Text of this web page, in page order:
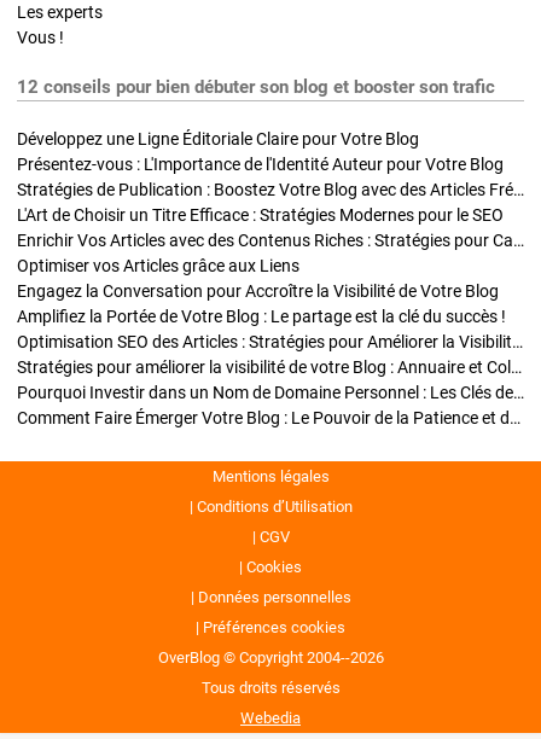
Les experts
Vous !
12 conseils pour bien débuter son blog et booster son trafic
Développez une Ligne Éditoriale Claire pour Votre Blog
Présentez-vous : L'Importance de l'Identité Auteur pour Votre Blog
Stratégies de Publication : Boostez Votre Blog avec des Articles Fréquents et Exclusifs
L'Art de Choisir un Titre Efficace : Stratégies Modernes pour le SEO
Enrichir Vos Articles avec des Contenus Riches : Stratégies pour Captiver et Optimiser
Optimiser vos Articles grâce aux Liens
Engagez la Conversation pour Accroître la Visibilité de Votre Blog
Amplifiez la Portée de Votre Blog : Le partage est la clé du succès !
Optimisation SEO des Articles : Stratégies pour Améliorer la Visibilité de Votre Blog
Stratégies pour améliorer la visibilité de votre Blog : Annuaire et Collaborations
Pourquoi Investir dans un Nom de Domaine Personnel : Les Clés de la Réussite de Votre Blog
Comment Faire Émerger Votre Blog : Le Pouvoir de la Patience et de la Persévérance
Mentions légales
Conditions d’Utilisation
CGV
Cookies
Données personnelles
Préférences cookies
OverBlog © Copyright 2004--2026
Tous droits réservés
Webedia